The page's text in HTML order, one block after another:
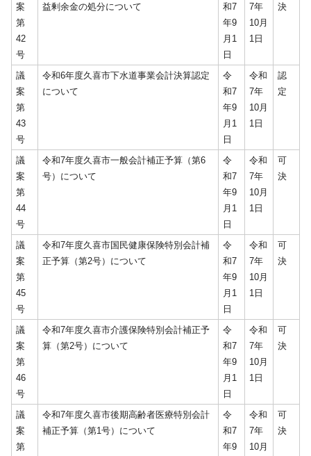
案
第
42
号
益剰余金の処分について
和7
年9
月1
日
7年
10月
1日
決
議
案
第
43
号
令和6年度久喜市下水道事業会計決算認定
について
令
和7
年9
月1
日
令和
7年
10月
1日
認
定
議
案
第
44
号
令和7年度久喜市一般会計補正予算（第6
号）について
令
和7
年9
月1
日
令和
7年
10月
1日
可
決
議
案
第
45
号
令和7年度久喜市国民健康保険特別会計補
正予算（第2号）について
令
和7
年9
月1
日
令和
7年
10月
1日
可
決
議
案
第
46
号
令和7年度久喜市介護保険特別会計補正予
算（第2号）について
令
和7
年9
月1
日
令和
7年
10月
1日
可
決
議
案
第
令和7年度久喜市後期高齢者医療特別会計
補正予算（第1号）について
令
和7
年9
令和
7年
10月
可
決